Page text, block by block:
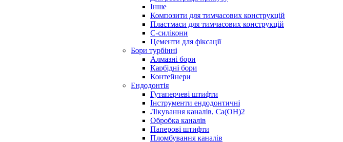
Інше
Композити для тимчасових конструкцій
Пластмаси для тимчасових конструкцій
С-силікони
Цементи для фіксації
Бори турбінні
Алмазні бори
Карбідні бори
Контейнери
Ендодонтія
Гутаперчеві штифти
Інструменти ендодонтичні
Лікування каналів, Ca(OH)2
Обробка каналів
Паперові штифти
Пломбування каналів